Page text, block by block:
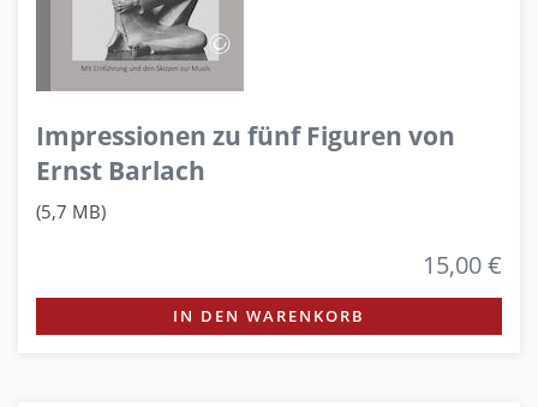
Impressionen zu fünf Figuren von
Ernst Barlach
(5,7 MB)
15,00 €
IN DEN WARENKORB